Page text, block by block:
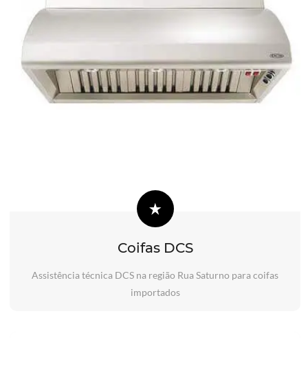
Coifas DCS
Assistência técnica DCS na região Rua Saturno para coifas
importados